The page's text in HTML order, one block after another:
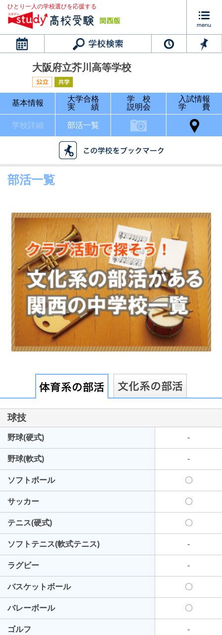
ひとり一人の学校選びを応援する
カレンダー
最近見た学校
大阪府立芥川高等学校
ブックマークした学校
ブックマークした学校はありません
大阪府立芥川高等学校
基本情報
大学合格
実 績
学 校
説明会
入試情報
学 費
学校詳細 部活一覧
部活一覧
球技
野球(硬式) -
野球(軟式) -
ソフトボール 〇
サッカー 〇
テニス(硬式) 〇
ソフトテニス(軟式テニス) -
ラグビー -
バスケットボール 〇
バレーボール 〇
ゴルフ -